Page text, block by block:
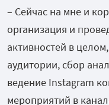
– Сейчас на мне и
организация и
активностей в
аудитории, сбор
ведение Instagram
мероприятий в